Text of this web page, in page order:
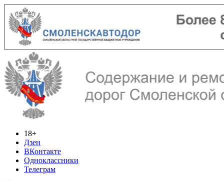
18+
Дзен
ВКонтакте
Одноклассники
Телеграм